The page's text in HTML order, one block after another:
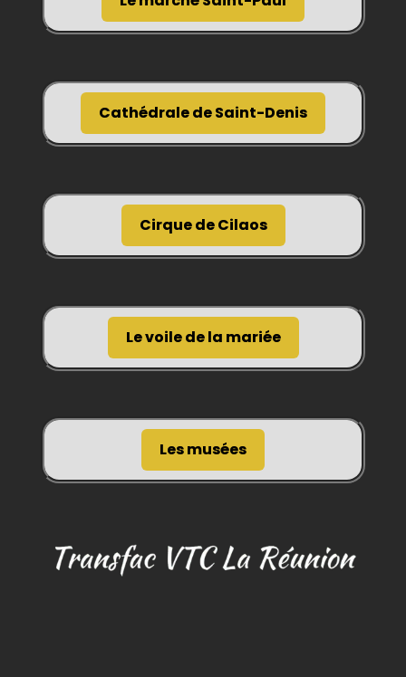
Cathédrale de Saint-Denis
Cirque de Cilaos
Le voile de la mariée
Les musées